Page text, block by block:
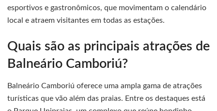
esportivos e gastronômicos, que movimentam o calendário
local e atraem visitantes em todas as estações.
Quais são as principais atrações de
Balneário Camboriú?
Balneário Camboriú oferece uma ampla gama de atrações
turísticas que vão além das praias. Entre os destaques está